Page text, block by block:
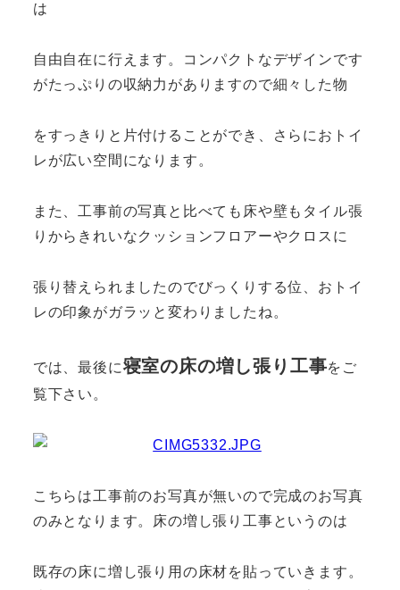
は
自由自在に行えます。コンパクトなデザインです
がたっぷりの収納力がありますので細々した物
をすっきりと片付けることができ、さらにおトイ
レが広い空間になります。
また、工事前の写真と比べても床や壁もタイル張
りからきれいなクッションフロアーやクロスに
張り替えられましたのでびっくりする位、おトイ
レの印象がガラッと変わりましたね。
では、最後に寝室の床の増し張り工事をご
覧下さい。
こちらは工事前のお写真が無いので完成のお写真
のみとなります。床の増し張り工事というのは
既存の床に増し張り用の床材を貼っていきます。